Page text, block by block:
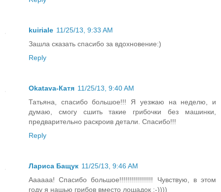
kuiriale 11/25/13, 9:33 AM
Зашла сказать спасибо за вдохновение:)
Reply
Okatava-Катя 11/25/13, 9:40 AM
Татьяна, спасибо большое!!! Я уезжаю на неделю, и
думаю, смогу сшить такие грибочки без машинки,
предварительно раскроив детали. Спасибо!!!
Reply
Лариса Бащук 11/25/13, 9:46 AM
Аааааа! Спасибо большое!!!!!!!!!!!!!!!!! Чувствую, в этом
году я нашью грибов вместо лошадок :-))))